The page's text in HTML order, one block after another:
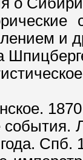
и
1870
Спб.